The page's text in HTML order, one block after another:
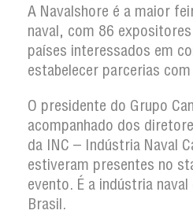
A Navalshore é a maior
naval, com 86
países interessados em
estabelecer parcerias
O presidente do Grupo
acompanhado dos
da INC – Indústria Naval
estiveram presentes no
evento. É a indústria
Brasil.